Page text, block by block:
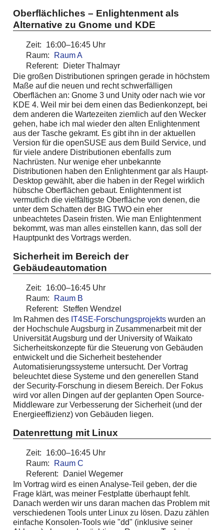
Oberflächliches – Enlightenment als
Alternative zu Gnome und KDE
Zeit:
16:00–16:45 Uhr
Raum:
Raum A
Referent:
Dieter Thalmayr
Die großen Distributionen springen gerade in höchstem
Maße auf die neuen und recht schwerfälligen
Oberflächen an: Gnome 3 und Unity oder nach wie vor
KDE 4. Weil mir bei dem einen das Bedienkonzept, bei
dem anderen die Wartezeiten ziemlich auf den Wecker
gehen, habe ich mal wieder den alten Enlightenment
aus der Tasche gekramt. Es gibt ihn in der aktuellen
Version für die openSUSE aus dem Build Service, und
für viele andere Distributionen ebenfalls zum
Nachrüsten. Nur wenige eher unbekannte
Distributionen haben den Enlightenment gar als Haupt-
Desktop gewählt, aber die haben in der Regel wirklich
hübsche Oberflächen gebaut. Enlightenment ist
vermutlich die vielfältigste Oberfläche von denen, die
unter dem Schatten der BIG TWO ein eher
unbeachtetes Dasein fristen. Wie man Enlightenment
bekommt, was man alles einstellen kann, das soll der
Hauptpunkt des Vortrags werden.
Sicherheit im Bereich der
Gebäudeautomation
Zeit:
16:00–16:45 Uhr
Raum:
Raum B
Referent:
Steffen Wendzel
Im Rahmen des IT4SE-Forschungsprojektswurden an
der Hochschule Augsburg in Zusammenarbeit mit der
Universität Augsburg und der University of Waikato
Sicherheitskonzepte für die Steuerung von Gebäuden
entwickelt und die Sicherheit bestehender
Automatisierungssysteme untersucht. Der Vortrag
beleuchtet diese Systeme und den generellen Stand
der Security-Forschung in diesem Bereich. Der Fokus
wird vor allen Dingen auf der geplanten Open Source-
Middleware zur Verbesserung der Sicherheit (und der
Energieeffizienz) von Gebäuden liegen.
Datenrettung mit Linux
Zeit:
16:00–16:45 Uhr
Raum:
Raum C
Referent:
Daniel Wegemer
Im Vortrag wird es einen Analyse-Teil geben, der die
Frage klärt, was meiner Festplatte überhaupt fehlt.
Danach werden wir uns daran machen das Problem mit
verschiedenen Tools unter Linux zu lösen. Dazu zählen
einfache Konsolen-Tools wie "dd" (inklusive seiner